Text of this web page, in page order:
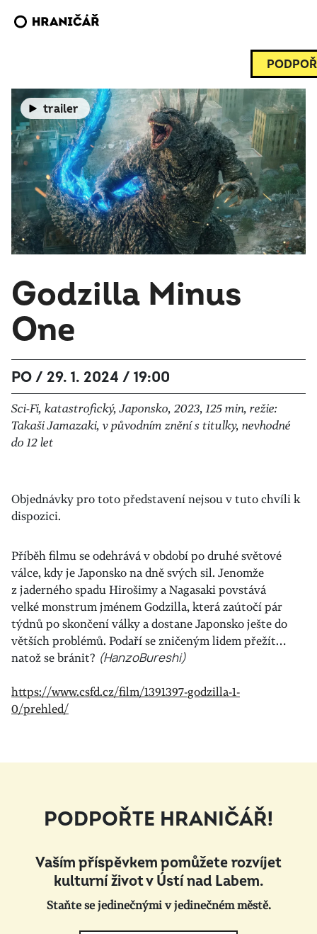
trailer
Godzilla Minus
One
PO / 29. 1. 2024 / 19:00
Sci-Fi, katastrofický, Japonsko, 2023, 125 min, režie:
Takaši Jamazaki, v původním znění s titulky, nevhodné
do 12 let
Objednávky pro toto představení nejsou v tuto chvíli k
dispozici.
Příběh filmu se odehrává v období po druhé světové
válce, kdy je Japonsko na dně svých sil. Jenomže
z jaderného spadu Hirošimy a Nagasaki povstává
velké monstrum jménem Godzilla, která zaútočí pár
týdnů po skončení války a dostane Japonsko ješte do
větších problémů. Podaří se zničeným lidem přežít…
natož se bránit? (HanzoBureshi)
https://www.csfd.cz/film/1391397-godzilla-1-
0/prehled/
PODPOŘTE HRANIČÁŘ!
Vaším příspěvkem pomůžete rozvíjet
kulturní život v Ústí nad Labem.
Staňte se jedinečnými v jedinečném městě.